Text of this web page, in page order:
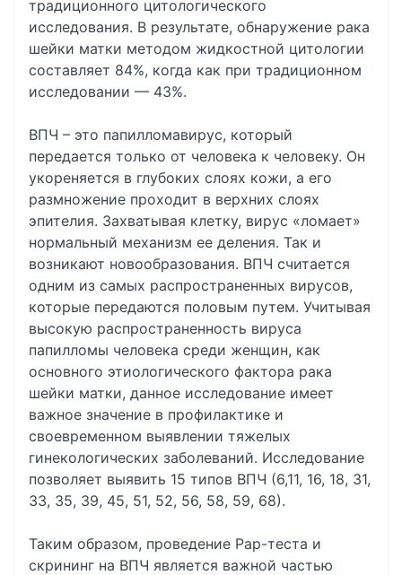
традиционного цитологического
исследования. В результате, обнаружение рака
шейки матки методом жидкостной цитологии
составляет 84%, когда как при традиционном
исследовании — 43%.
ВПЧ – это папилломавирус, который
передается только от человека к человеку. Он
укореняется в глубоких слоях кожи, а его
размножение проходит в верхних слоях
эпителия. Захватывая клетку, вирус «ломает»
нормальный механизм ее деления. Так и
возникают новообразования. ВПЧ считается
одним из самых распространенных вирусов,
которые передаются половым путем. Учитывая
высокую распространенность вируса
папилломы человека среди женщин, как
основного этиологического фактора рака
шейки матки, данное исследование имеет
важное значение в профилактике и
своевременном выявлении тяжелых
гинекологических заболеваний. Исследование
позволяет выявить 15 типов ВПЧ (6,11, 16, 18, 31,
33, 35, 39, 45, 51, 52, 56, 58, 59, 68).
Таким образом, проведение Pap-теста и
скрининг на ВПЧ является важной частью